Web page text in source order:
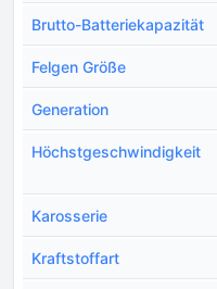
Brutto-Batteriekapazität
Felgen Größe
Generation
Höchstgeschwindigkeit
Karosserie
Kraftstoffart